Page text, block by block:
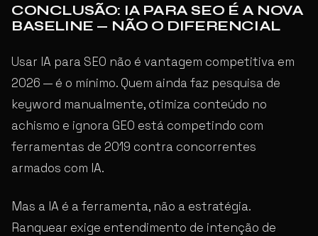
CONCLUSÃO: IA PARA SEO É A NOVA
BASELINE — NÃO O DIFERENCIAL
Usar IA para SEO não é vantagem competitiva em
2026 — é o mínimo. Quem ainda faz pesquisa de
keyword manualmente, otimiza conteúdo no
achismo e ignora GEO está competindo com
ferramentas de 2019 contra concorrentes
armados com IA.
Mas a IA é a ferramenta, não a estratégia.
Ranquear exige entendimento de intenção de